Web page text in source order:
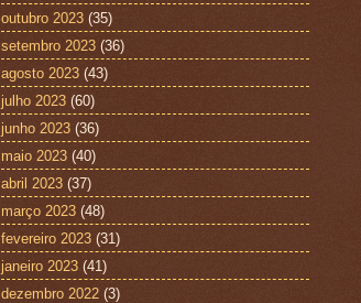
outubro 2023 (35)
setembro 2023 (36)
agosto 2023 (43)
julho 2023 (60)
junho 2023 (36)
maio 2023 (40)
abril 2023 (37)
março 2023 (48)
fevereiro 2023 (31)
janeiro 2023 (41)
dezembro 2022 (3)